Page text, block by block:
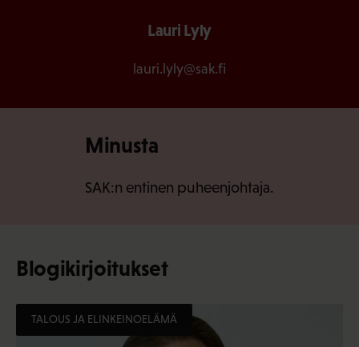
Lauri Lyly
lauri.lyly@sak.fi
Minusta
SAK:n entinen puheenjohtaja.
Blogikirjoitukset
TALOUS JA ELINKEINOELÄMÄ